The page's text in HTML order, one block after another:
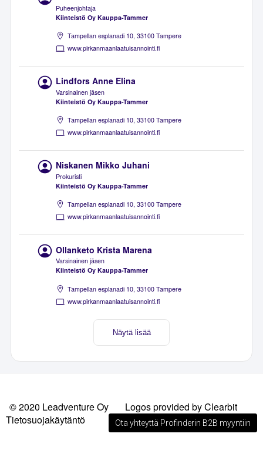
Puheenjohtaja
Kiinteistö Oy Kauppa-Tammer
Tampellan esplanadi 10, 33100 Tampere
www.pirkanmaanlaatuisannointi.fi
Lindfors Anne Elina
Varsinainen jäsen
Kiinteistö Oy Kauppa-Tammer
Tampellan esplanadi 10, 33100 Tampere
www.pirkanmaanlaatuisannointi.fi
Niskanen Mikko Juhani
Prokuristi
Kiinteistö Oy Kauppa-Tammer
Tampellan esplanadi 10, 33100 Tampere
www.pirkanmaanlaatuisannointi.fi
Ollanketo Krista Marena
Varsinainen jäsen
Kiinteistö Oy Kauppa-Tammer
Tampellan esplanadi 10, 33100 Tampere
www.pirkanmaanlaatuisannointi.fi
Näytä lisää
© 2020 Leadventure Oy
Logos provided by Clearbit
Tietosuojakäytäntö
Ota yhteyttä Profinderin B2B myyntiin